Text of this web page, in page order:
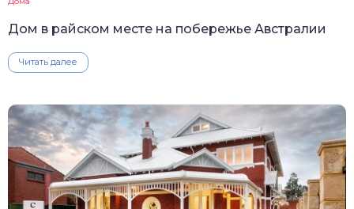
Дом в райском месте на побережье Австралии
Читать далее